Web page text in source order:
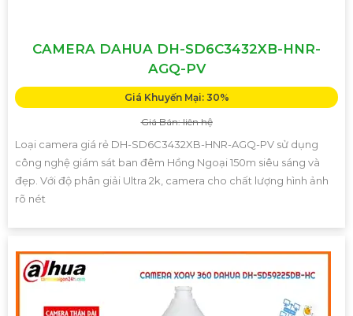
CAMERA DAHUA DH-SD6C3432XB-HNR-
AGQ-PV
Giá Khuyến Mại: 30%
Giá Bán: liên hệ
Loại camera giá rẻ DH-SD6C3432XB-HNR-AGQ-PV sử dụng
công nghệ giám sát ban đêm Hồng Ngoại 150m siêu sáng và
đẹp. Với độ phân giải Ultra 2k, camera cho chất lượng hình ảnh
rõ nét